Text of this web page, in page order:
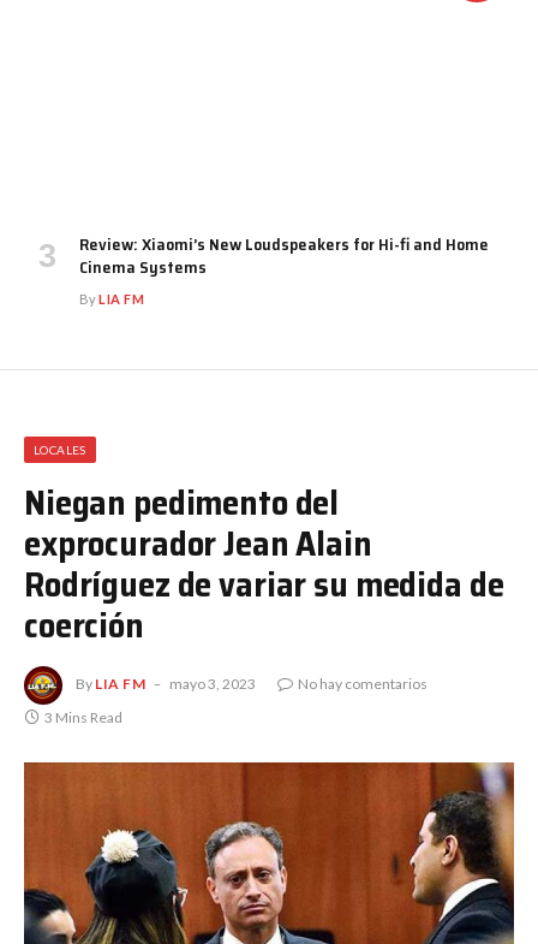
Review: Xiaomi’s New Loudspeakers for Hi-fi and Home
Cinema Systems
ByLIA FM
LOCALES
Niegan pedimento del
exprocurador Jean Alain
Rodríguez de variar su medida de
coerción
By LIA FM mayo 3, 2023
No hay comentarios
3 Mins Read